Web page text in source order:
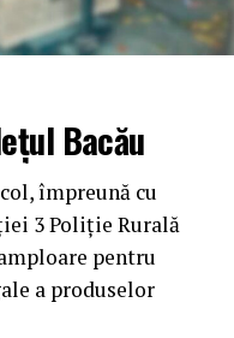
Bacău
împreună cu
3 Poliție Rurală
pentru
a produselor